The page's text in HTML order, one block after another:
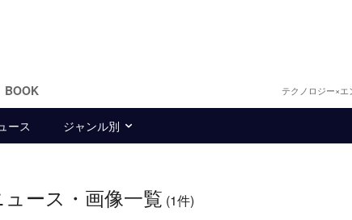
BOOK テクノロジー×エ
ース ジャンル別
ース・画像一覧 (1件)